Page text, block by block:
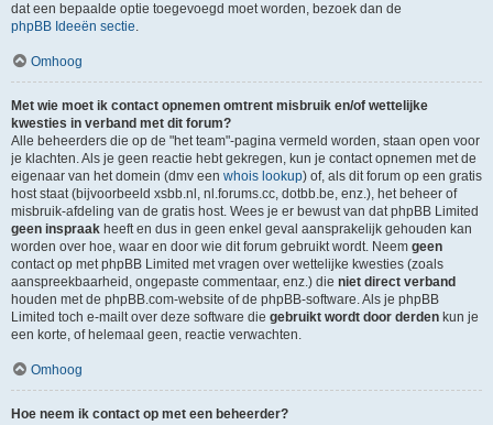
dat een bepaalde optie toegevoegd moet worden, bezoek dan de
phpBB Ideeën sectie.
Omhoog
Met wie moet ik contact opnemen omtrent misbruik en/of wettelijke
kwesties in verband met dit forum?
Alle beheerders die op de "het team"-pagina vermeld worden, staan open voor
je klachten. Als je geen reactie hebt gekregen, kun je contact opnemen met de
eigenaar van het domein (dmv een whois lookup) of, als dit forum op een gratis
host staat (bijvoorbeeld xsbb.nl, nl.forums.cc, dotbb.be, enz.), het beheer of
misbruik-afdeling van de gratis host. Wees je er bewust van dat phpBB Limited
geen inspraak heeft en dus in geen enkel geval aansprakelijk gehouden kan
worden over hoe, waar en door wie dit forum gebruikt wordt. Neem geen
contact op met phpBB Limited met vragen over wettelijke kwesties (zoals
aanspreekbaarheid, ongepaste commentaar, enz.) die niet direct verband
houden met de phpBB.com-website of de phpBB-software. Als je phpBB
Limited toch e-mailt over deze software die gebruikt wordt door derden kun je
een korte, of helemaal geen, reactie verwachten.
Omhoog
Hoe neem ik contact op met een beheerder?